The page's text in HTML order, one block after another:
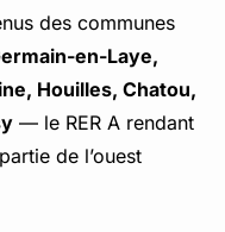
des communes
en-Laye,
Houilles, Chatou,
— le RER A rendant
de l’ouest